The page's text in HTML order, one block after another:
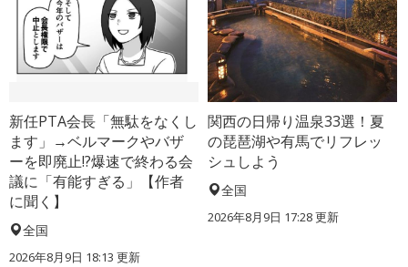
新任PTA会長「無駄をなくし
ます」→ベルマークやバザ
ーを即廃止!?爆速で終わる会
議に「有能すぎる」【作者
に聞く】
全国
2026年8月9日 18:13 更新
関西の日帰り温泉33選！夏
の琵琶湖や有馬でリフレッ
シュしよう
全国
2026年8月9日 17:28更新